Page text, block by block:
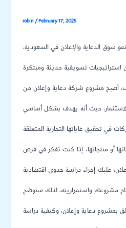
robin / February 17, 2025
سوق الدعاية والإعلان في السعودية،
تسويقية حديثة ومبتكرة
أصبح مشروع شركة دعاية وإعلان من
الاستثمار، حيث أنه يهدف بشكل أساسي
في تحقيق غاياتها التجارية المتعلقة
أو منتجاتها. إذا كنت تفكر في فرص
عليك إجراء دراسة جدوى اقتصادية
مشروعك واستمراريته، لذلك سنوضح
بمشروع دعاية وإعلان، وكيفية دراسة